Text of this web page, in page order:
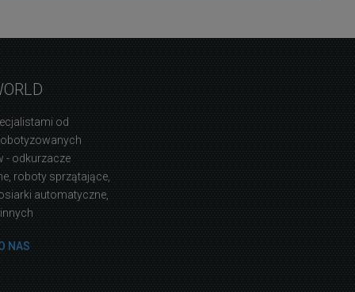
od
- odkurzacze
roboty sprzątające,
automatyczne,
NAS